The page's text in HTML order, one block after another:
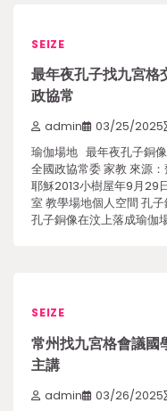
SEIZE
最年夜孔子找九宮格
政協常
admin 03/25/2025
瑜伽場地 最年夜孔子銅
全國政協常委 家教 來源
耶穌2013小樹屋年9月29
室 教學場地個人空間 孔
孔子銅像在汶上落成瑜伽
SEIZE
常州找九宮格會議國
主講
admin 03/26/2025